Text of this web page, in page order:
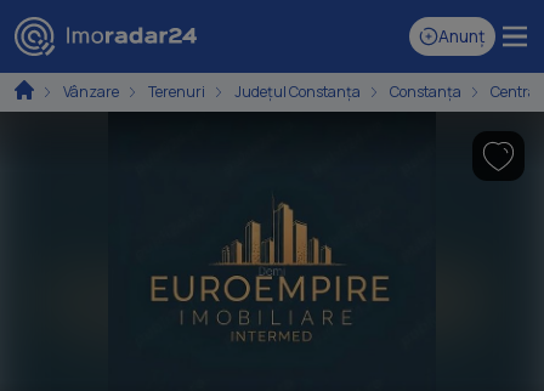
Anunț
Vânzare Terenuri Județul Constanța Constanța Central